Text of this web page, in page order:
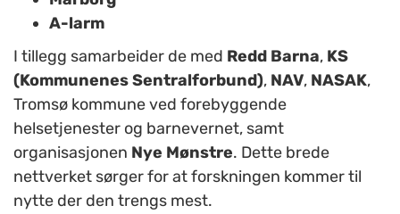
A-larm
I tillegg samarbeider de med Redd Barna, KS
(Kommunenes Sentralforbund), NAV, NASAK,
Tromsø kommune ved forebyggende
helsetjenester og barnevernet, samt
organisasjonen Nye Mønstre. Dette brede
nettverket sørger for at forskningen kommer til
nytte der den trengs mest.